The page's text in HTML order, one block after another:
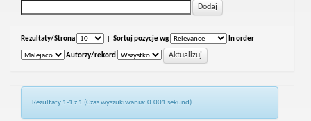
Rezultaty/Strona Sortuj pozycje wg In order
Autorzy/rekord
Rezultaty 1-1 z 1 (Czas wyszukiwania: 0.001 sekund).